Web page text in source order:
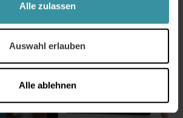
Alle zulassen
Auswahl erlauben
Alle ablehnen